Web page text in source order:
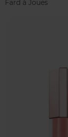
Fard à Joues